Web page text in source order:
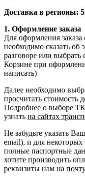
Доставка в регионы:
1. Оформление заказа
Для оформления
необходимо сказать
разговоре или выбрать
Корзине при
написать)
Далее необходимо
просчитать стоимость
Подробнее о выборе
узнать на сайтах
Не забудьте указать
email), и для
полные паспортные
хотите производить
реквизиты нам на почту